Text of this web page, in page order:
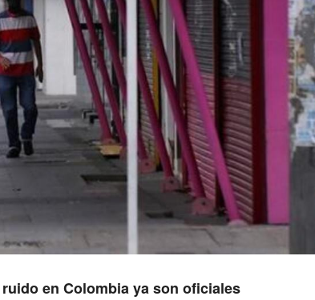
en Colombia ya son oficiales